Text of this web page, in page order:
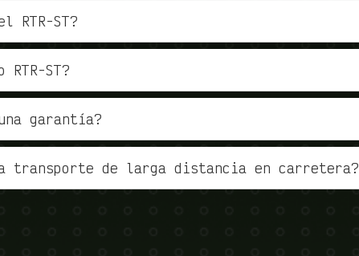
RTR-ST?
ST?
garantía?
transporte de larga distancia en carretera?